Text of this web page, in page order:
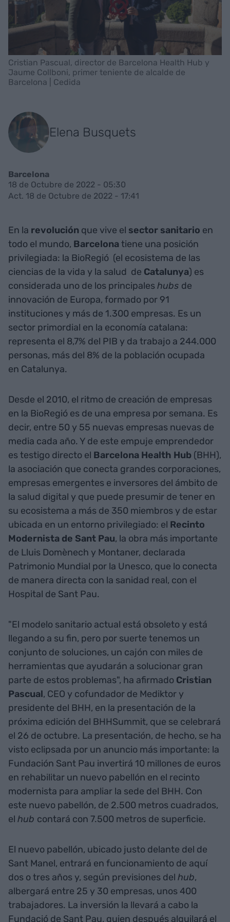
Cristian Pascual, director de Barcelona Health Hub y
Jaume Collboni, primer teniente de alcalde de
Barcelona | Cedida
Elena Busquets
Barcelona
18 de Octubre de 2022 - 05:30
Act. 18 de Octubre de 2022 - 17:41
En la revolución que vive el sector sanitario en
todo el mundo, Barcelonatiene una posición
privilegiada: la BioRegió (el ecosistema de las
ciencias de la vida y la salud de Catalunya) es
considerada uno de los principaleshubs de
innovación de Europa, formado por 91
instituciones y más de 1.300 empresas. Es un
sector primordial en la economía catalana:
representa el 8,7% del PIB y da trabajo a 244.000
personas, más del 8% de la población ocupada
en Catalunya.
Desde el 2010, el ritmo de creación de empresas
en la BioRegió es de una empresa por semana. Es
decir, entre 50 y 55 nuevas empresas nuevas de
media cada año. Y de este empuje emprendedor
es testigo directo el Barcelona Health Hub (BHH),
la asociación que conecta grandes corporaciones,
empresas emergentes e inversores del ámbito de
la salud digital y que puede presumir de tener en
su ecosistema a más de 350 miembros y de estar
ubicada en un entorno privilegiado: el Recinto
Modernista de Sant Pau, la obra más importante
de Lluis Domènech y Montaner, declarada
Patrimonio Mundial por la Unesco, que lo conecta
de manera directa con la sanidad real, con el
Hospital de Sant Pau.
"El modelo sanitario actual está obsoleto y está
llegando a su fin, pero por suerte tenemos un
conjunto de soluciones, un cajón con miles de
herramientas que ayudarán a solucionar gran
parte de estos problemas", ha afirmado Cristian
Pascual, CEO y cofundador de Mediktor y
presidente del BHH, en la presentación de la
próxima edición del BHHSummit, que se celebrará
el 26 de octubre. La presentación, de hecho, se ha
visto eclipsada por un anuncio más importante: la
Fundación Sant Pau invertirá 10 millones de euros
en rehabilitar un nuevo pabellón en el recinto
modernista para ampliar la sede del BHH. Con
este nuevo pabellón, de 2.500 metros cuadrados,
el hub contará con 7.500 metros de superficie.
El nuevo pabellón, ubicado justo delante del de
Sant Manel, entrará en funcionamiento de aquí
dos o tres años y, según previsiones del hub,
albergará entre 25 y 30 empresas, unos 400
trabajadores. La inversión la llevará a cabo la
Fundació de Sant Pau, quien después alquilará el